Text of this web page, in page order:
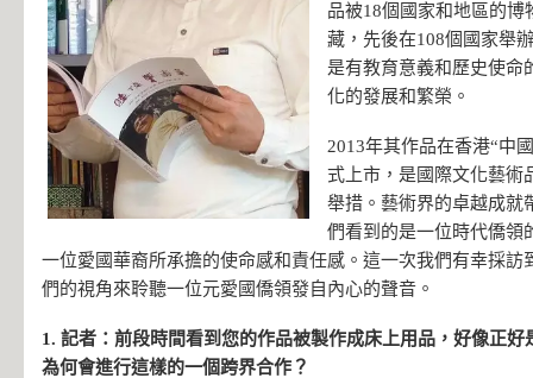
品被18個國家和地區的博
藏，先後在108個國家舉
是有教育意義和歷史使命
化的發展和繁榮。
2013年其作品在香港“中
式上市，是國際文化藝術
舉措。藝術界的卓越成就
們看到的是一位時代僑領
一位愛國華裔所承擔的使命感和責任感。這一次我們有幸採訪
們的視角來聆聽一位元愛國僑領發自內心的聲音。
1. 記者：前段時間看到您的作品被製作成床上用品，好像正好
為何會進行這樣的一個跨界合作？